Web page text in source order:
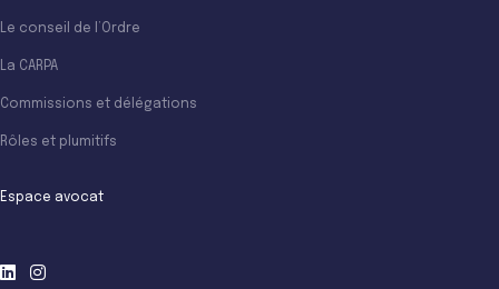
Le conseil de l’Ordre
La CARPA
Commissions et délégations
Rôles et plumitifs
Espace avocat